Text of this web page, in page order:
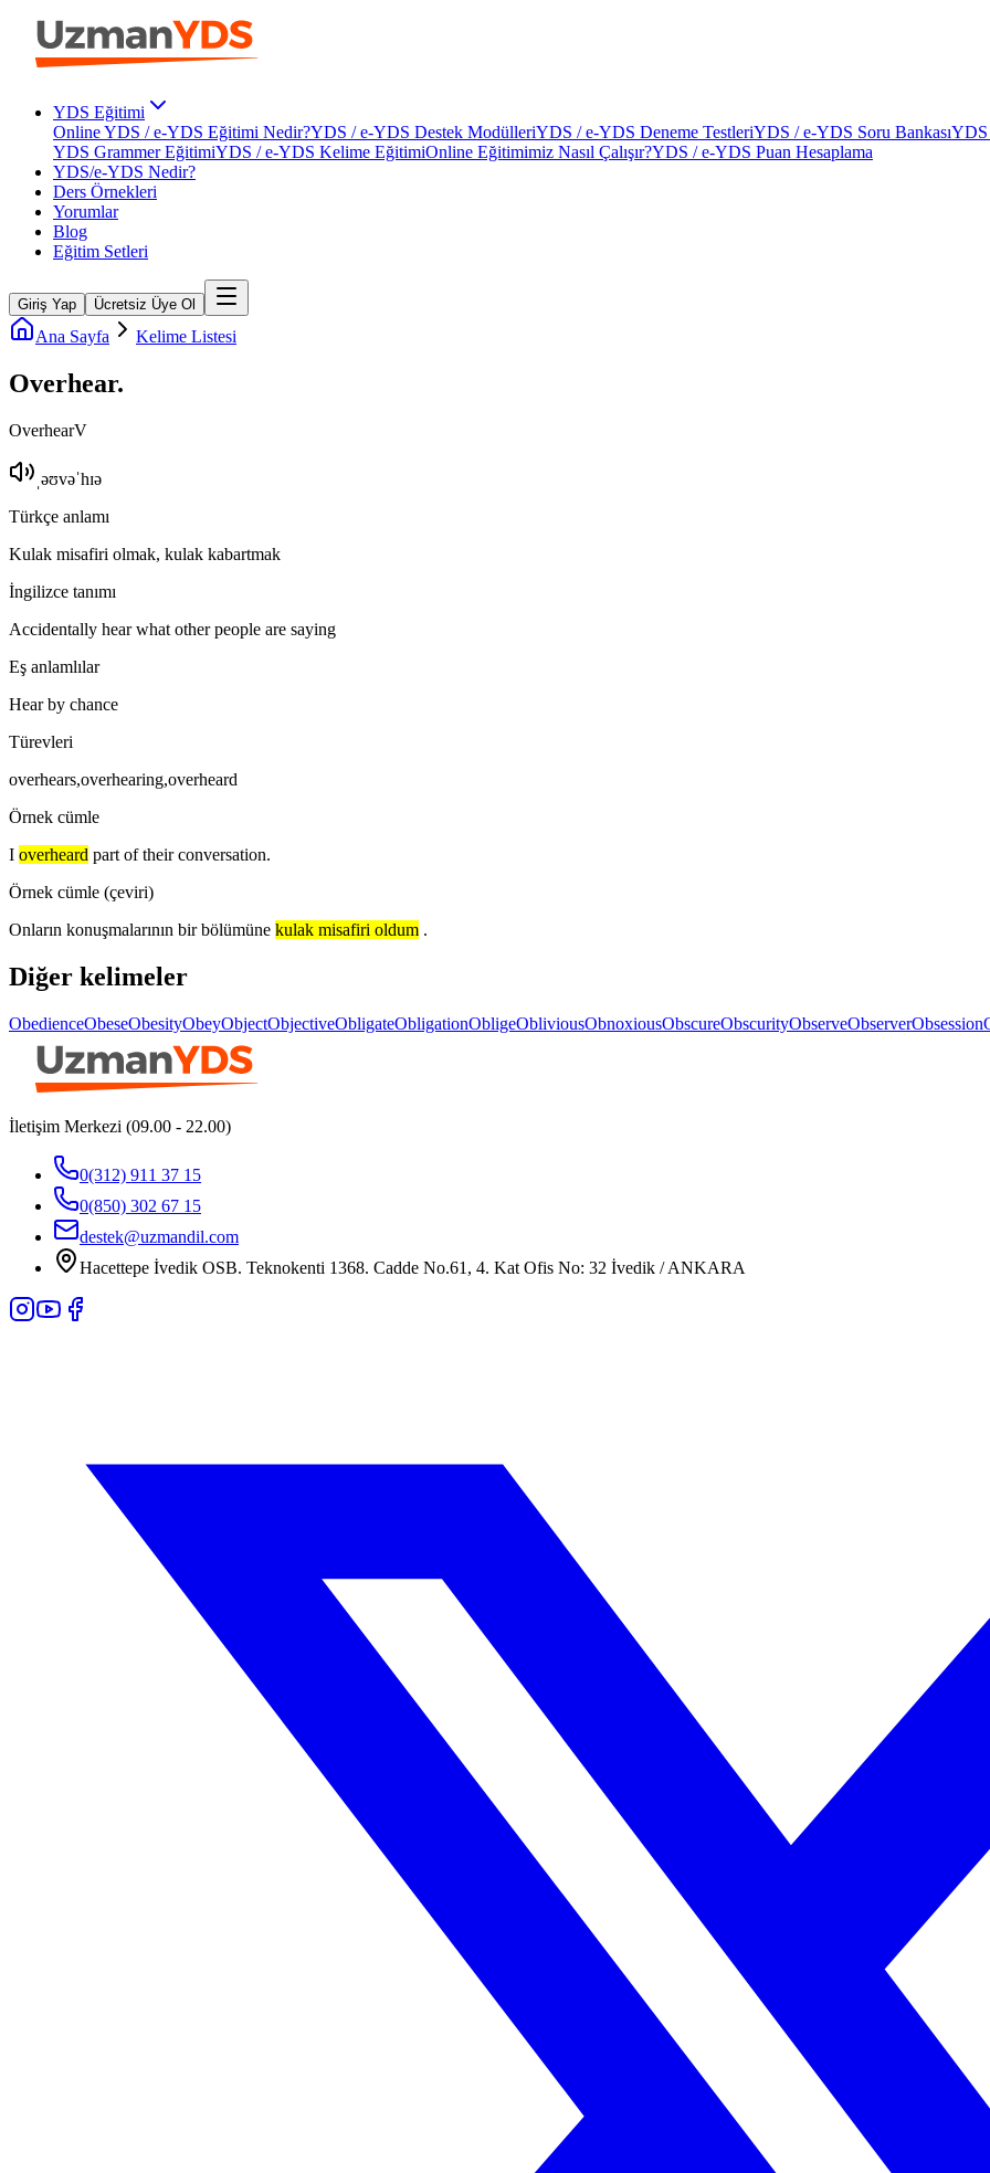
YDS Eğitimi
Online YDS / e-YDS Eğitimi Nedir?YDS / e-YDS Destek ModülleriYDS / e-YDS Deneme TestleriYDS / e-YDS Soru BankasıYDS
YDS Grammer EğitimiYDS / e-YDS Kelime EğitimiOnline Eğitimimiz Nasıl Çalışır?YDS / e-YDS Puan Hesaplama
YDS/e-YDS Nedir?
Ders Örnekleri
Yorumlar
Blog
Eğitim Setleri
Giriş Yap Ücretsiz Üye Ol
Ana Sayfa Kelime Listesi
Overhear.
OverhearV
ˌəʊvəˈhɪə
Türkçe anlamı
Kulak misafiri olmak, kulak kabartmak
İngilizce tanımı
Accidentally hear what other people are saying
Eş anlamlılar
Hear by chance
Türevleri
overhears,overhearing,overheard
Örnek cümle
I overheard part of their conversation.
Örnek cümle (çeviri)
Onların konuşmalarının bir bölümüne kulak misafiri oldum .
Diğer kelimeler
ObedienceObeseObesityObeyObjectObjectiveObligateObligationObligeObliviousObnoxiousObscureObscurityObserveObserverObsession
İletişim Merkezi (09.00 - 22.00)
0(312) 911 37 15
0(850) 302 67 15
destek@uzmandil.com
Hacettepe İvedik OSB. Teknokenti 1368. Cadde No.61, 4. Kat Ofis No: 32 İvedik / ANKARA